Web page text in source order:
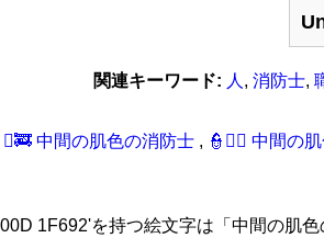
関連キーワード: 人 , 消防士,
中間の肌色の消防士 , 👮‍🏽‍‍‍♀‍️ 中間の
1F692'を持つ絵文字は「中間の肌